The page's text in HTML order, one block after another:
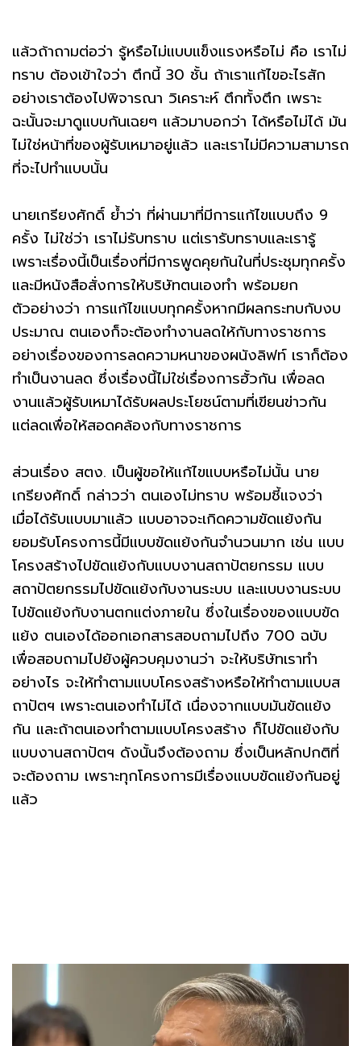
แล้วถ้าถามต่อว่า รู้หรือไม่แบบแข็งแรงหรือไม่ คือ เราไม่
ทราบ ต้องเข้าใจว่า ตึกนี้ 30 ชั้น ถ้าเราแก้ไขอะไรสัก
อย่างเราต้องไปพิจารณา วิเคราะห์ ตึกทั้งตึก เพราะ
ฉะนั้นจะมาดูแบบกันเฉยๆ แล้วมาบอกว่า ได้หรือไม่ได้ มัน
ไม่ใช่หน้าที่ของผู้รับเหมาอยู่แล้ว และเราไม่มีความสามารถ
ที่จะไปทำแบบนั้น
นายเกรียงศักดิ์ ย้ำว่า ที่ผ่านมาที่มีการแก้ไขแบบถึง 9
ครั้ง ไม่ใช่ว่า เราไม่รับทราบ แต่เรารับทราบและเรารู้
เพราะเรื่องนี้เป็นเรื่องที่มีการพูดคุยกันในที่ประชุมทุกครั้ง
และมีหนังสือสั่งการให้บริษัทตนเองทำ พร้อมยก
ตัวอย่างว่า การแก้ไขแบบทุกครั้งหากมีผลกระทบกับงบ
ประมาณ ตนเองก็จะต้องทำงานลดให้กับทางราชการ
อย่างเรื่องของการลดความหนาของผนังลิฟท์ เราก็ต้อง
ทำเป็นงานลด ซึ่งเรื่องนี้ไม่ใช่เรื่องการฮั้วกัน เพื่อลด
งานแล้วผู้รับเหมาได้รับผลประโยชน์ตามที่เขียนข่าวกัน
แต่ลดเพื่อให้สอดคล้องกับทางราชการ
ส่วนเรื่อง สตง. เป็นผู้ขอให้แก้ไขแบบหรือไม่นั้น นาย
เกรียงศักดิ์ กล่าวว่า ตนเองไม่ทราบ พร้อมชี้แจงว่า
เมื่อได้รับแบบมาแล้ว แบบอาจจะเกิดความขัดแย้งกัน
ยอมรับโครงการนี้มีแบบขัดแย้งกันจำนวนมาก เช่น แบบ
โครงสร้างไปขัดแย้งกับแบบงานสถาปัตยกรรม แบบ
สถาปัตยกรรมไปขัดแย้งกับงานระบบ และแบบงานระบบ
ไปขัดแย้งกับงานตกแต่งภายใน ซึ่งในเรื่องของแบบขัด
แย้ง ตนเองได้ออกเอกสารสอบถามไปถึง 700 ฉบับ
เพื่อสอบถามไปยังผู้ควบคุมงานว่า จะให้บริษัทเราทำ
อย่างไร จะให้ทำตามแบบโครงสร้างหรือให้ทำตามแบบส
ถาปัตฯ เพราะตนเองทำไม่ได้ เนื่องจากแบบมันขัดแย้ง
กัน และถ้าตนเองทำตามแบบโครงสร้าง ก็ไปขัดแย้งกับ
แบบงานสถาปัตฯ ดังนั้นจึงต้องถาม ซึ่งเป็นหลักปกติที่
จะต้องถาม เพราะทุกโครงการมีเรื่องแบบขัดแย้งกันอยู่
แล้ว